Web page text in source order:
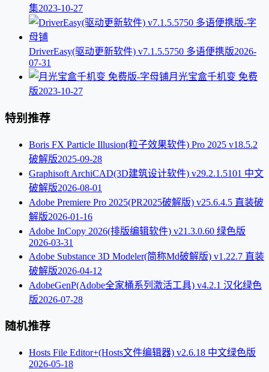
集2023-10-27
DriverEasy(驱动更新软件) v7.1.5.5750 多语便携版2026-
07-31
月光宝盒千机变 免费
版2023-10-27
特别推荐
Boris FX Particle Illusion(粒子效果软件) Pro 2025 v18.5.2
破解版2025-09-28
Graphisoft ArchiCAD(3D建筑设计软件) v29.2.1.5101 中文
破解版2026-08-01
Adobe Premiere Pro 2025(PR2025破解版) v25.6.4.5 直装破
解版2026-01-16
Adobe InCopy 2026(排版编辑软件) v21.3.0.60 绿色版
2026-03-31
Adobe Substance 3D Modeler(简称Md破解版) v1.22.7 直装
破解版2026-04-12
AdobeGenP(Adobe全家桶系列激活工具) v4.2.1 汉化绿色
版2026-07-28
随机推荐
Hosts File Editor+(Hosts文件编辑器) v2.6.18 中文绿色版
2026-05-18